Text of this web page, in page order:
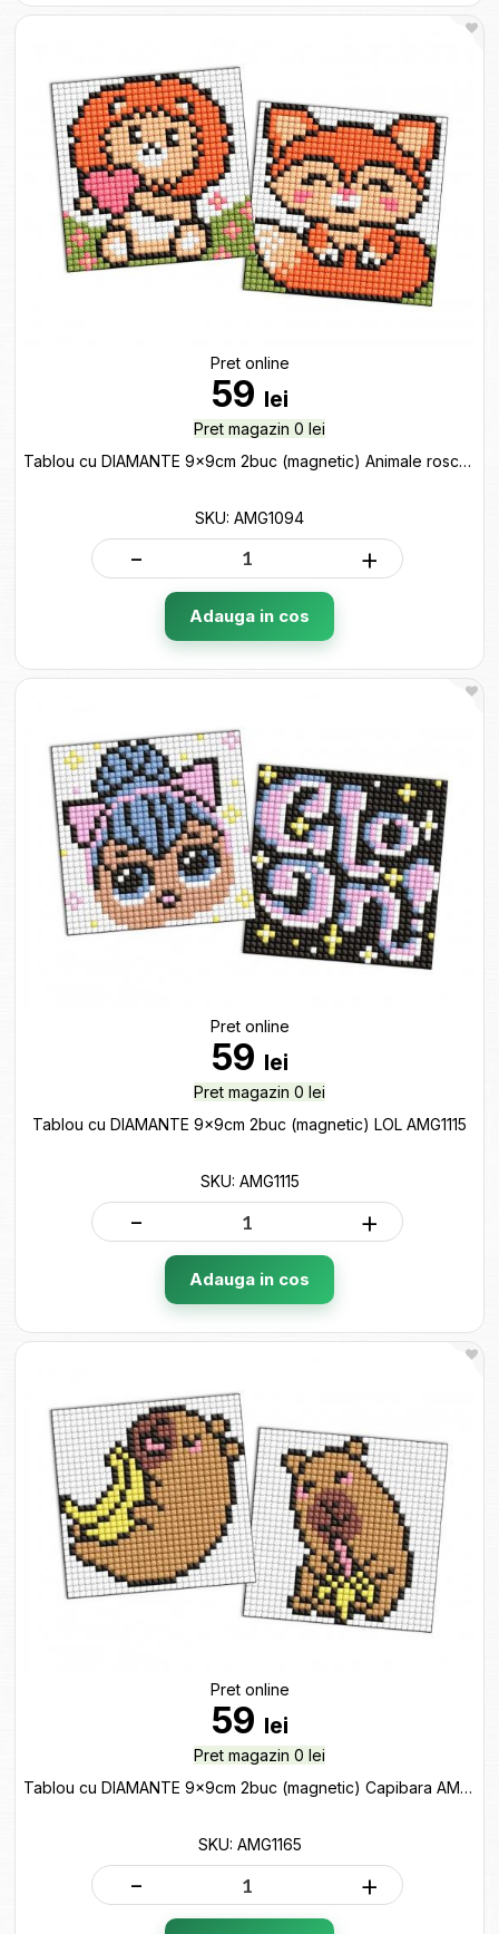
Pret online
59 lei
Pret magazin 0 lei
Tablou cu DIAMANTE 9x9cm 2buc (magnetic) Animale roscate AMG1094
SKU: AMG1094
- +
Adauga in cos
Pret online
59 lei
Pret magazin 0 lei
Tablou cu DIAMANTE 9x9cm 2buc (magnetic) LOL AMG1115
SKU: AMG1115
- +
Adauga in cos
Pret online
59 lei
Pret magazin 0 lei
Tablou cu DIAMANTE 9x9cm 2buc (magnetic) Capibara AMG1165
SKU: AMG1165
- +